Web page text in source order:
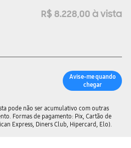
R$ 8.228,00 à vista
pode não ser acumulativo com outras
Formas de pagamento: Pix, Cartão de
Express, Diners Club, Hipercard, Elo).
Avise-me quando
chegar